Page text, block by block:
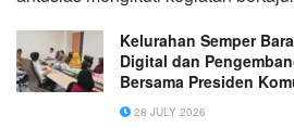
Kelurahan Semper
Digital dan
Bersama Presiden
Indonesia
28 JULY 2026